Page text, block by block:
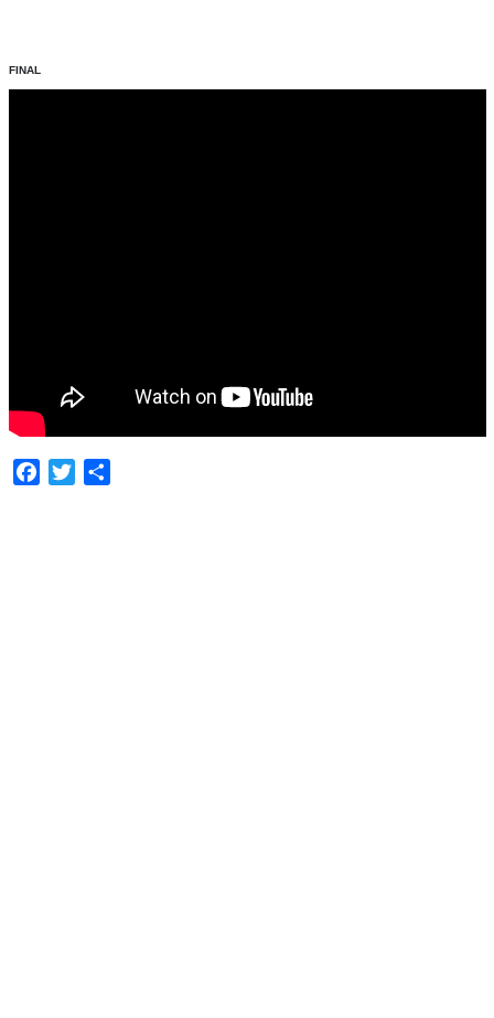
FINAL
Facebook
Twitter